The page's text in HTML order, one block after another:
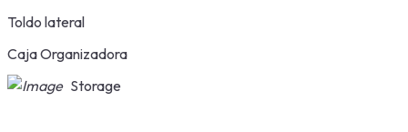
Toldo lateral
Caja Organizadora
Storage